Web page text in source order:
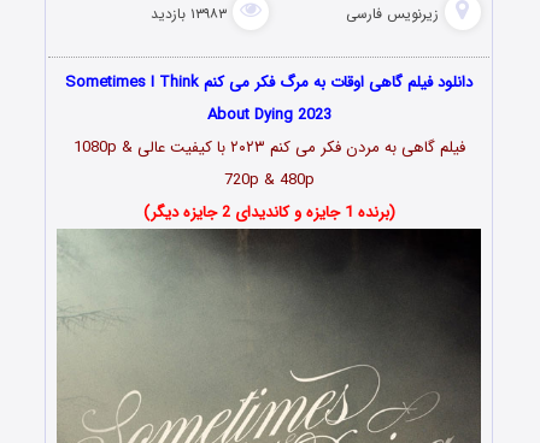
زیرنویس فارسی ۱۳۹۸۳ بازدید
دانلود فیلم گاهی اوقات به مرگ فکر می کنم Sometimes I Think
About Dying 2023
فیلم گاهی به مردن فکر می کنم ۲۰۲۳ با کیفیت عالی 1080p &
720p & 480p
(برنده 1 جایزه و کاندیدای 2 جایزه دیگر)